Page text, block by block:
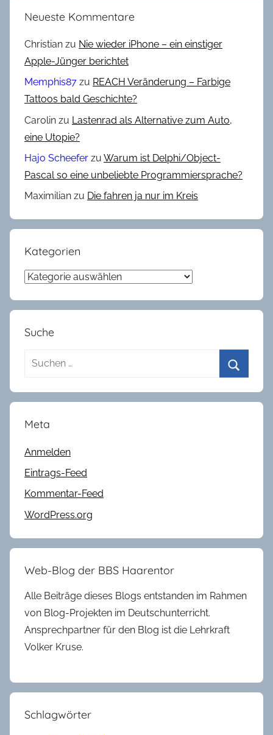
e
m
i
n
Neueste Kommentare
Christian zu Nie wieder iPhone – ein einstiger
Apple-Jünger berichtet
Memphis87 zu REACH Veränderung – Farbige
Tattoos bald Geschichte?
Carolin zu Lastenrad als Alternative zum Auto,
eine Utopie?
Hajo Scheefer zu Warum ist Delphi/Object-
Pascal so eine unbeliebte Programmiersprache?
Maximilian zu Die fahren ja nur im Kreis
Kategorien
Kategorien
Suche
Suchen
Suchen
Meta
Anmelden
Eintrags-Feed
Kommentar-Feed
WordPress.org
Web-Blog der BBS Haarentor
Alle Beiträge dieses Blogs entstanden im Rahmen
von Blog-Projekten im Deutschunterricht.
Ansprechpartner für den Blog ist die Lehrkraft
Volker Kruse.
Schlagwörter